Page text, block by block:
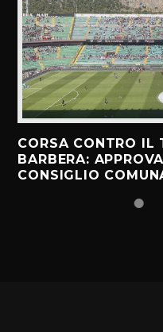
CORSA CONTRO IL
BARBERA:
CONSIGLIO